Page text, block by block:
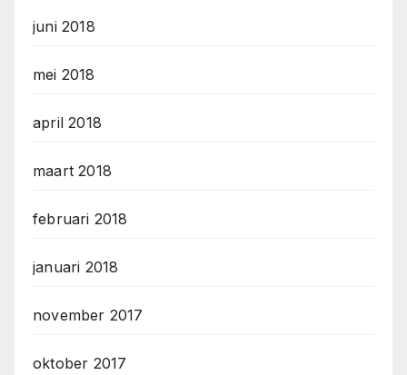
juni 2018
mei 2018
april 2018
maart 2018
februari 2018
januari 2018
november 2017
oktober 2017